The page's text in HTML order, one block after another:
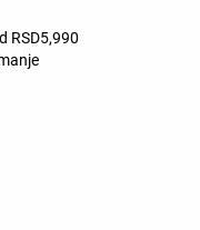
RSD5,990